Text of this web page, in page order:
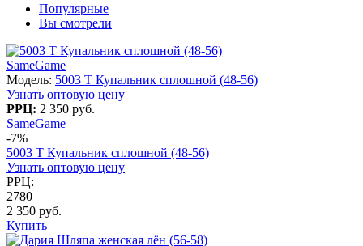
Популярные
Вы смотрели
SameGame
Модель: 5003 T Купальник сплошной (48-56)
Узнать оптовую цену
РРЦ: 2 350 руб.
SameGame
-7%
5003 T Купальник сплошной (48-56)
Узнать оптовую цену
РРЦ:
2780
2 350 руб.
Купить